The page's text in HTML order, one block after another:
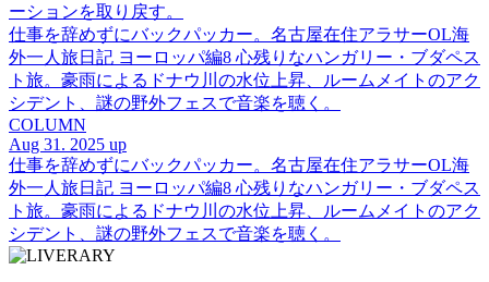
ーションを取り戻す。
仕事を辞めずにバックパッカー。名古屋在住アラサーOL海
外一人旅日記 ヨーロッパ編8 心残りなハンガリー・ブダペス
ト旅。豪雨によるドナウ川の水位上昇、ルームメイトのアク
シデント、謎の野外フェスで音楽を聴く。
COLUMN
Aug 31. 2025 up
仕事を辞めずにバックパッカー。名古屋在住アラサーOL海
外一人旅日記 ヨーロッパ編8 心残りなハンガリー・ブダペス
ト旅。豪雨によるドナウ川の水位上昇、ルームメイトのアク
シデント、謎の野外フェスで音楽を聴く。